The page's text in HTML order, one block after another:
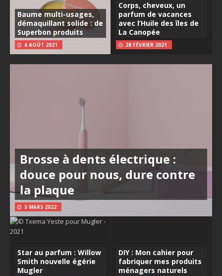
Baume multi-usages,
démaquillant solide : de
Superbon produits
6 AOÛT 2021
Corps, cheveux, un
parfum de vacances
avec l’Huile des îles de
La Canopée
28 FÉVRIER 2021
Brosse à dents électrique :
douce pour nous, dure contre
la plaque
5 MARS 2022
Star au parfum : Willow
Smith nouvelle égérie
Mugler
DIY : Mon cahier pour
fabriquer mes produits
ménagers naturels